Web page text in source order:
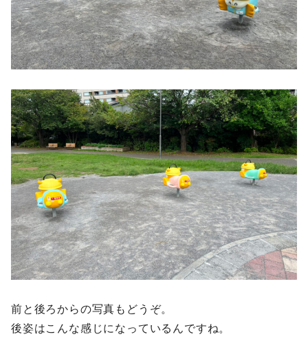
前と後ろからの写真もどうぞ。
後姿はこんな感じになっているんですね。